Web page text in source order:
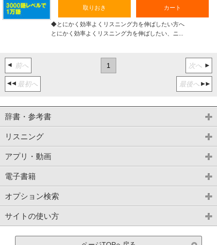
取りおき カート
◆とにかく効率よくリスニング力を伸ばしたい方へ
とにかく効率よくリスニング力を伸ばしたい、ニ...
最初へ
前へ 1 次へ
最後へ
辞書・参考書
リスニング
アプリ・動画
電子書籍
オプション検索
サイトの使い方